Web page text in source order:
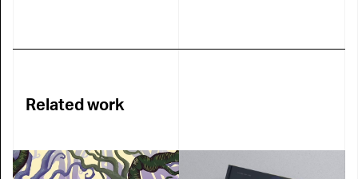
Related work